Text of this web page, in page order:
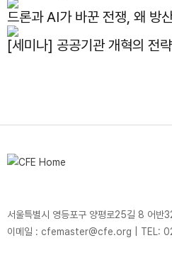
드론과 AI가 바꾼 전쟁, 왜 방
[세미나] 공공기관 개혁의 전
서울특별시 영등포구 양평로25길 8 어
이메일 : cfemaster@cfe.org
TEL: